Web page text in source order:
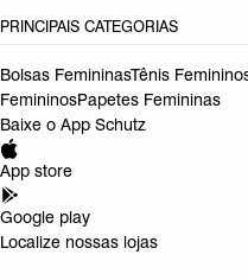
PRINCIPAIS CATEGORIAS
Bolsas FemininasTênis
FemininosPapetes Femininas
Baixe o App Schutz
App store
Google play
Localize nossas lojas